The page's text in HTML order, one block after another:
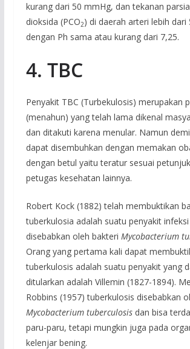
kurang dari 50 mmHg, dan tekanan
dioksida (PCO2) di daerah arteri lebih dari
dengan Ph sama atau kurang dari 7,25.
4. TBC
Penyakit TBC (Turbekulosis) merupakan
(menahun) yang telah lama dikenal
dan ditakuti karena menular. Namun
dapat disembuhkan dengan memakan
dengan betul yaitu teratur sesuai
petugas kesehatan lainnya.
Robert Kock (1882) telah membuktikan
tuberkulosia adalah suatu penyakit
disebabkan oleh bakteri Mycobacterium
Orang yang pertama kali dapat
tuberkulosis adalah suatu penyakit yang
ditularkan adalah Villemin (1827-1894).
Robbins (1957) tuberkulosis disebabkan
Mycobacterium tuberculosisdan bisa
paru-paru, tetapi mungkin juga pada
kelenjar bening.